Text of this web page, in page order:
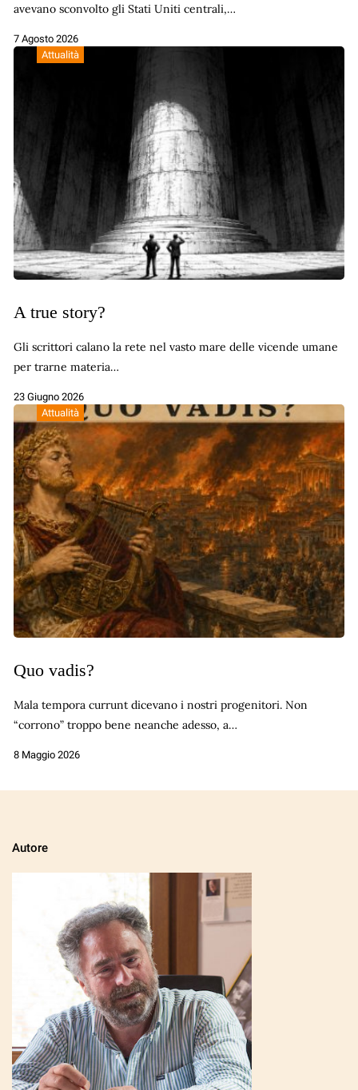
avevano sconvolto gli Stati Uniti centrali,…
7 Agosto 2026
Attualità
A true story?
Gli scrittori calano la rete nel vasto mare delle vicende umane
per trarne materia…
23 Giugno 2026
Attualità
Quo vadis?
Mala tempora currunt dicevano i nostri progenitori. Non
“corrono” troppo bene neanche adesso, a…
8 Maggio 2026
Autore